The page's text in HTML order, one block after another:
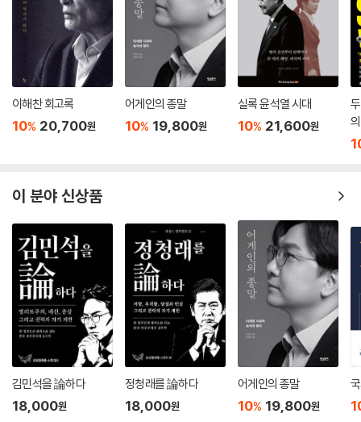
는 두 손으로
25. 핵안보정상회의 유치
오바마, 제2차 핵안보정상회의를 제안하다 | 메드베데프의 제안은 거부되
고
26. 원전 수출국 반열에 서다
| ‘100년의 우정’을 약속하다 | 세계 4대 원전 수출국이 되다 | 왕세제가 준
두 가지 큰 선물 | 자원 외교는 미래의 생존 문제
27. 작전명 ‘아덴만의 여명’
삼호주얼리호 피랍 | 1차 구출 작전 실패 | 잠 못 드는 밤, 대통령직의 무게 |
“살아줘서 고맙습니다” | 테러와의 타협은 없다
9장 5년 대통령이 100년을 보다
28. ‘그린 뉴딜’ 4대강 살리기
유럽을 통합시킨 운하 | 안창호 선생과 박정희 대통령도 | 유럽에서 운하를
배우다 | 물길 따라 갈등의 벽도 무너진다 | 정치 논리에 휘둘린 대운하 | 4
이해찬 회고록
10% 20,700원
어게인의 종말
10% 19,800원
실록 윤석열 시대
10% 21,600원
이 분야 신상품
김민석을 論하다
18,000원
정청래를 論하다
18,000원
어게인의 종말
10% 19,800원